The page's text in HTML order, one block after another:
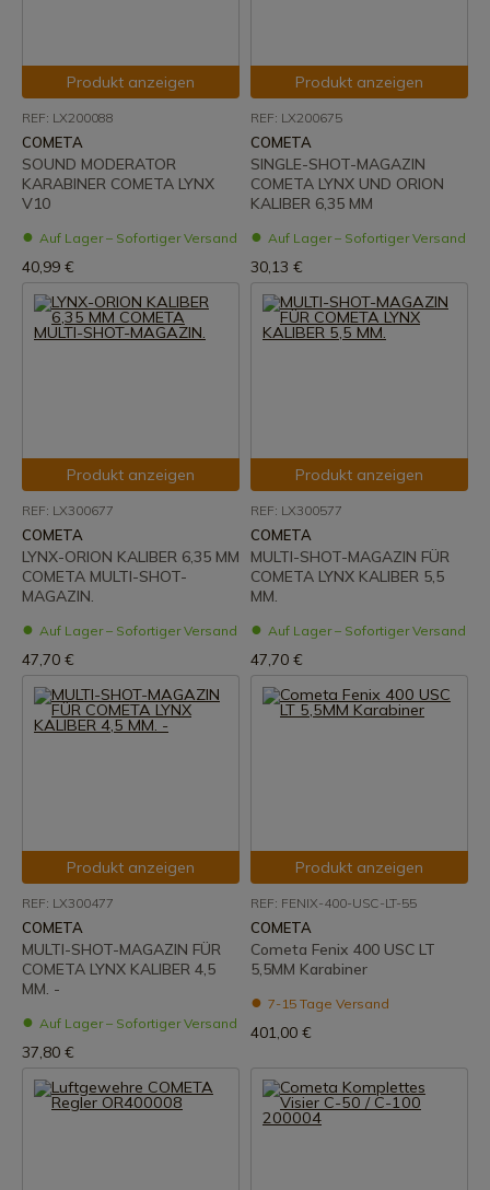
Produkt anzeigen
REF: LX200088
COMETA
SOUND MODERATOR
KARABINER COMETA LYNX
V10
Auf Lager – Sofortiger Versand
40,99 €
Produkt anzeigen
REF: LX200675
COMETA
SINGLE-SHOT-MAGAZIN
COMETA LYNX UND ORION
KALIBER 6,35 MM
Auf Lager – Sofortiger Versand
30,13 €
Produkt anzeigen
REF: LX300677
COMETA
LYNX-ORION KALIBER 6,35 MM
COMETA MULTI-SHOT-
MAGAZIN.
Auf Lager – Sofortiger Versand
47,70 €
Produkt anzeigen
REF: LX300577
COMETA
MULTI-SHOT-MAGAZIN FÜR
COMETA LYNX KALIBER 5,5
MM.
Auf Lager – Sofortiger Versand
47,70 €
Produkt anzeigen
REF: LX300477
COMETA
MULTI-SHOT-MAGAZIN FÜR
COMETA LYNX KALIBER 4,5
MM. -
Auf Lager – Sofortiger Versand
37,80 €
Produkt anzeigen
REF: FENIX-400-USC-LT-55
COMETA
Cometa Fenix 400 USC LT
5,5MM Karabiner
7-15 Tage Versand
401,00 €